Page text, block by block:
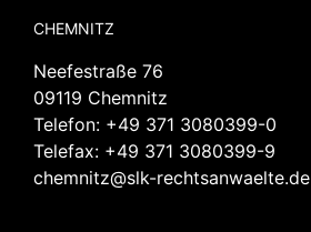
CHEMNITZ
Neefestraße 76
09119 Chemnitz
Telefon: +49 371 3080399-0
Telefax: +49 371 3080399-9
chemnitz@slk-rechtsanwaelte.de